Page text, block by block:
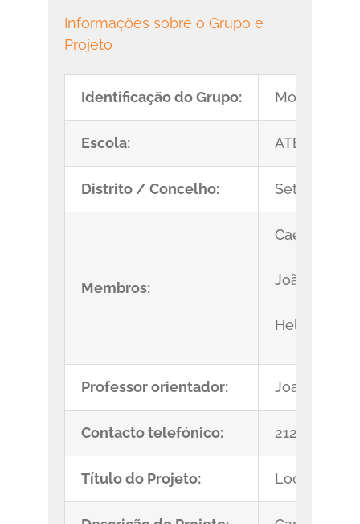
Informações sobre o Grupo e
Projeto
Identificação do Grupo: Mobile
Escola: ATEC
Distrito / Concelho: Setúbal/
Membros:
Caetano
João Macias
Helio
Professor orientador: Joaquim
Contacto telefónico: 212107358
Título do Projeto: Lookout Car